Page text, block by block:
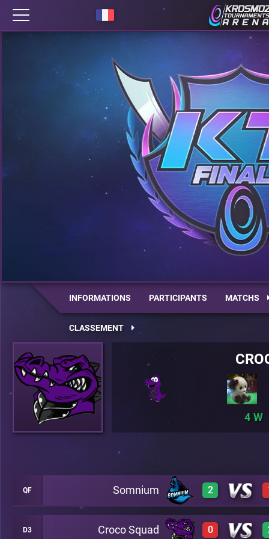
INFORMATIONS PARTICIPANTS MATCHS
CLASSEMENT
4
QF Somnium 2
2 A19
D3 Croco Squad 0